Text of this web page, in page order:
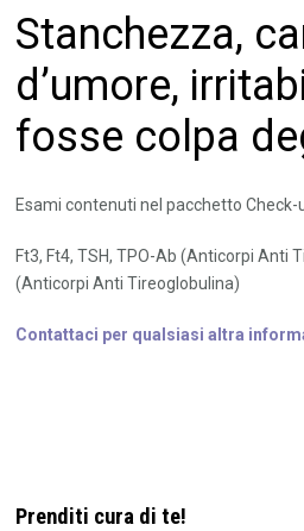
Stanchezza,
d’umore,
fosse colpa
Esami contenuti nel pacchetto Check-
Ft3, Ft4, TSH, TPO-Ab (Anticorpi Anti
(Anticorpi Anti Tireoglobulina)
Contattaci per qualsiasi altra
Prenditi cura di te!